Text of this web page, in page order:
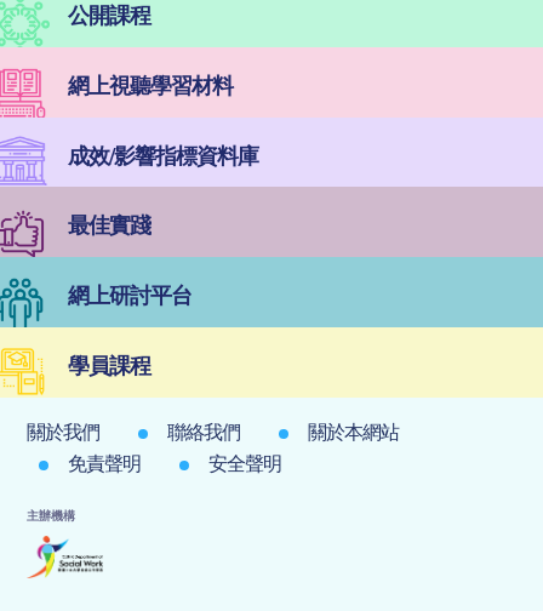
公開課程
網上視聽學習材料
成效/影響指標資料庫
最佳實踐
網上研討平台
學員課程
關於我們 聯絡我們
關於本網站
免責聲明
安全聲明
主辦機構